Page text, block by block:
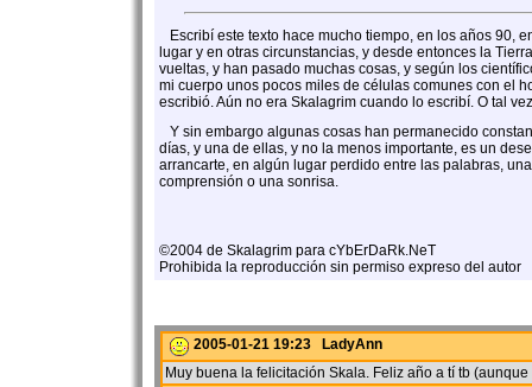
Escribí este texto hace mucho tiempo, en los años 90,
lugar y en otras circunstancias, y desde entonces la
vueltas, y han pasado muchas cosas, y según los
mi cuerpo unos pocos miles de células comunes con el
escribió. Aún no era Skalagrim cuando lo escribí. O tal
Y sin embargo algunas cosas han permanecido
días, y una de ellas, y no la menos importante, es un
arrancarte, en algún lugar perdido entre las palabras,
comprensión o una sonrisa.
©2004 de Skalagrim para cYbErDaRk.NeT
Prohibida la reproducción sin permiso expreso del autor
2005-01-21 19:23 LadyAnn
Muy buena la felicitación Skala. Feliz año a tí tb